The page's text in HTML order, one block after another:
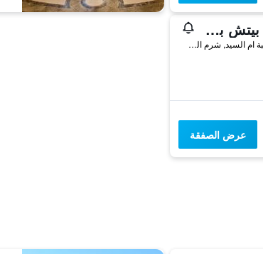
منتجع ريف أواسيز بيتش بمتنزه مائي
شارع مارينا سبورتنغ كلوب، هضبة ام السيد, شرم الشيخ, مصر
عرض الصفقة